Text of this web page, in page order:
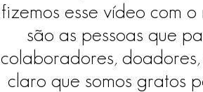
fizemos esse vídeo com
são as pessoas que
colaboradores,
claro que somos gratos